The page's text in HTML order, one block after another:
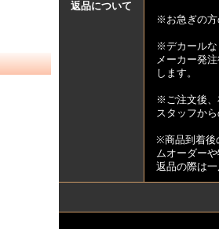
返品について
※お急ぎの方
※デカールな
メーカー発
します。
※ご注文後、
スタッフか
※商品到着後
ムオーダーや
返品の際は一